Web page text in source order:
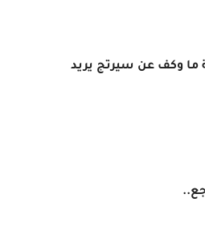
ما وكف عن سيرتج يريد